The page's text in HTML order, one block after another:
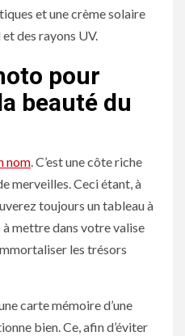
et une crème solaire
des rayons UV.
pour
beauté du
nom. C’est une côte riche
merveilles. Ceci étant, à
toujours un tableau à
mettre dans votre valise
les trésors
carte mémoire d’une
bien. Ce, afin d’éviter